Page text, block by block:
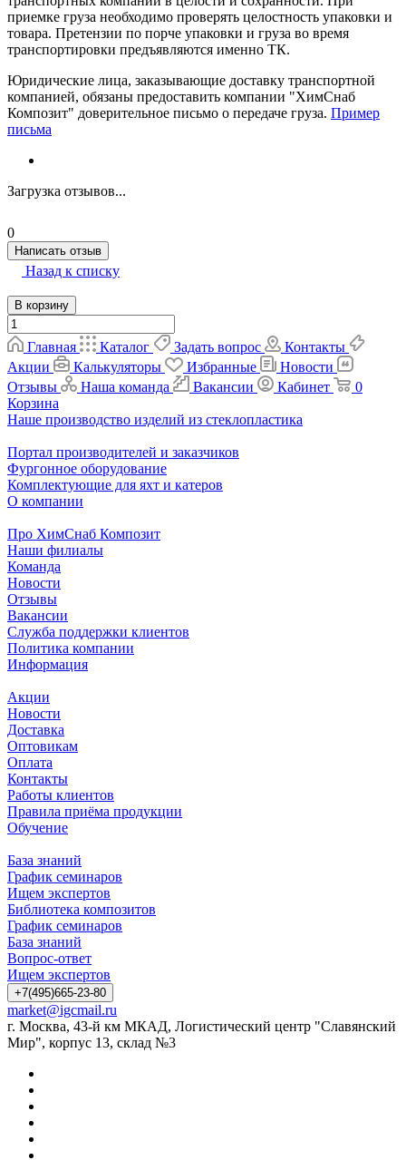
приемке груза необходимо проверять целостность упаковки и
товара. Претензии по порче упаковки и груза во время
транспортировки предъявляются именно ТК.
Юридические лица, заказывающие доставку транспортной
компанией, обязаны предоставить компании "ХимСнаб
Композит" доверительное письмо о передаче груза. Пример
письма
Загрузка отзывов...
0
Написать отзыв
Назад к списку
В корзину
Главная Каталог Задать вопрос
Контакты
Акции
Калькуляторы Избранные
Новости
Отзывы
Наша команда Вакансии Кабинет
0
Корзина
Наше производство изделий из стеклопластика
Портал производителей и заказчиков
Фургонное оборудование
Комплектующие для яхт и катеров
О компании
Про ХимСнаб Композит
Наши филиалы
Команда
Новости
Отзывы
Вакансии
Служба поддержки клиентов
Политика компании
Информация
Акции
Новости
Доставка
Оптовикам
Оплата
Контакты
Работы клиентов
Правила приёма продукции
Обучение
База знаний
График семинаров
Ищем экспертов
Библиотека композитов
График семинаров
База знаний
Вопрос-ответ
Ищем экспертов
+7(495)665-23-80
market@igcmail.ru
г. Москва, 43-й км МКАД, Логистический центр "Славянский
Мир", корпус 13, склад №3